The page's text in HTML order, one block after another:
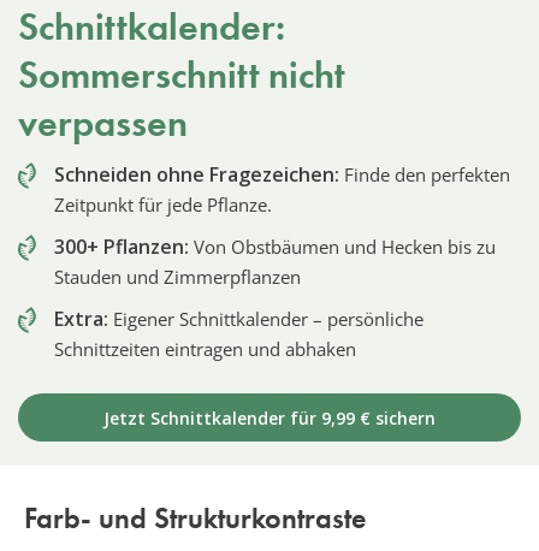
Schnittkalender:
Sommerschnitt nicht
verpassen
Schneiden ohne Fragezeichen: Finde den perfekten
Zeitpunkt für jede Pflanze.
300+ Pflanzen: Von Obstbäumen und Hecken bis zu
Stauden und Zimmerpflanzen
Extra: Eigener Schnittkalender – persönliche
Schnittzeiten eintragen und abhaken
Jetzt Schnittkalender für 9,99 € sichern
Farb- und Strukturkontraste